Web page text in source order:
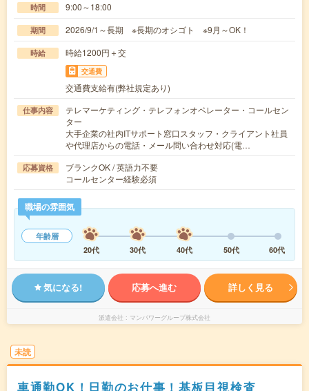
時間 9:00～18:00
期間 2026/9/1～長期 ※長期のオシゴト ※9月～OK！
時給 時給1200円＋交
交通費
交通費支給有(弊社規定あり)
仕事内容
テレマーケティング・テレフォンオペレーター・コールセン
ター
大手企業の社内ITサポート窓口スタッフ・クライアント社員
や代理店からの電話・メール問い合わせ対応(電…
応募資格
ブランクOK / 英語力不要
コールセンター経験必須
職場の雰囲気
年齢層
20代
30代 40代 50代 60代
気になる! 応募へ進む 詳しく見る
派遣会社 マンパワーグループ株式会社
未読
車通勤OK！日勤のお仕事！基板目視検査